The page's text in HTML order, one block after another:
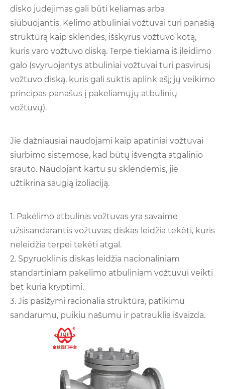
disko judėjimas gali būti keliamas arba
siūbuojantis. Kėlimo atbuliniai vožtuvai turi panašią
struktūrą kaip sklendės, išskyrus vožtuvo kotą,
kuris varo vožtuvo diską. Terpė tiekiama iš įleidimo
galo (svyruojantys atbuliniai vožtuvai turi pasvirusį
vožtuvo diską, kuris gali suktis aplink ašį; jų veikimo
principas panašus į pakeliamųjų atbulinių
vožtuvų).
Jie dažniausiai naudojami kaip apatiniai vožtuvai
siurbimo sistemose, kad būtų išvengta atgalinio
srauto. Naudojant kartu su sklendėmis, jie
užtikrina saugią izoliaciją.
1. Pakėlimo atbulinis vožtuvas yra savaime
užsisandarantis vožtuvas; diskas leidžia tekėti, kuris
neleidžia terpei tekėti atgal.
2. Spyruoklinis diskas leidžia nacionaliniam
standartiniam pakėlimo atbuliniam vožtuvui veikti
bet kuria kryptimi.
3. Jis pasižymi racionalia struktūra, patikimu
sandarumu, puikiu našumu ir patrauklia išvaizda.